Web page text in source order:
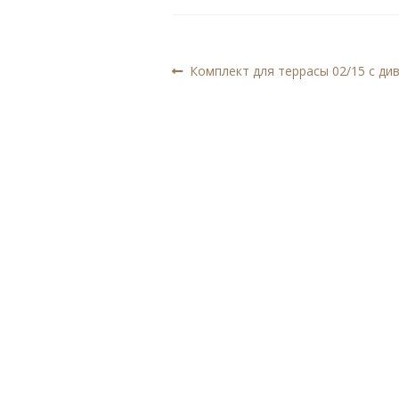
Навигация
Предыдущая
Комплект для террасы 02/15 с